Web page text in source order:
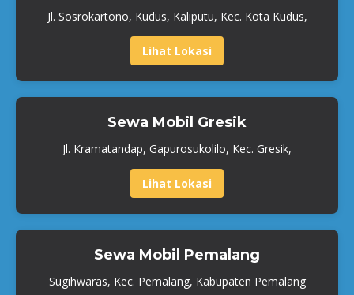
Jl. Sosrokartono, Kudus, Kaliputu, Kec. Kota Kudus,
Lihat Lokasi
Sewa Mobil Gresik
Jl. Kramatandap, Gapurosukolilo, Kec. Gresik,
Lihat Lokasi
Sewa Mobil Pemalang
Sugihwaras, Kec. Pemalang, Kabupaten Pemalang